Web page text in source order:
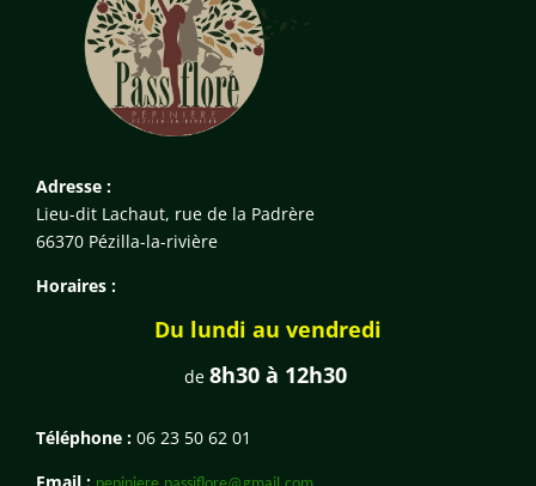
Adresse :
Lieu-dit Lachaut, rue de la Padrère
66370 Pézilla-la-rivière
Horaires :
Du lundi au vendredi
de 8h30 à 12h30
Téléphone : 06 23 50 62 01